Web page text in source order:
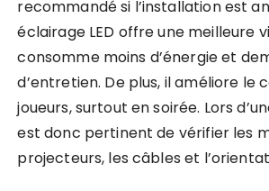
recommandé si l’installation est
éclairage LED offre une meilleure
consomme moins d’énergie et
d’entretien. De plus, il améliore le
joueurs, surtout en soirée. Lors
est donc pertinent de vérifier les
projecteurs, les câbles et